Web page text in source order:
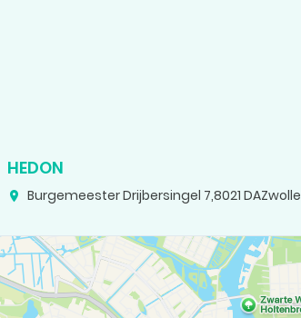
HEDON
Burgemeester Drijbersingel 7,8021 DAZwolle